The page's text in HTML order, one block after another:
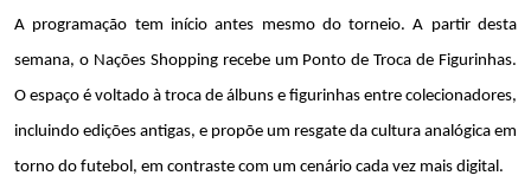
A programação tem início antes mesmo do torneio. A partir desta
semana, o Nações Shopping recebe um Ponto de Troca de Figurinhas.
O espaço é voltado à troca de álbuns e figurinhas entre colecionadores,
incluindo edições antigas, e propõe um resgate da cultura analógica em
torno do futebol, em contraste com um cenário cada vez mais digital.